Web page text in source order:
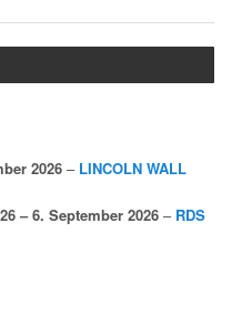
2026 – LINCOLN WALL
– 6. September 2026 – RDS